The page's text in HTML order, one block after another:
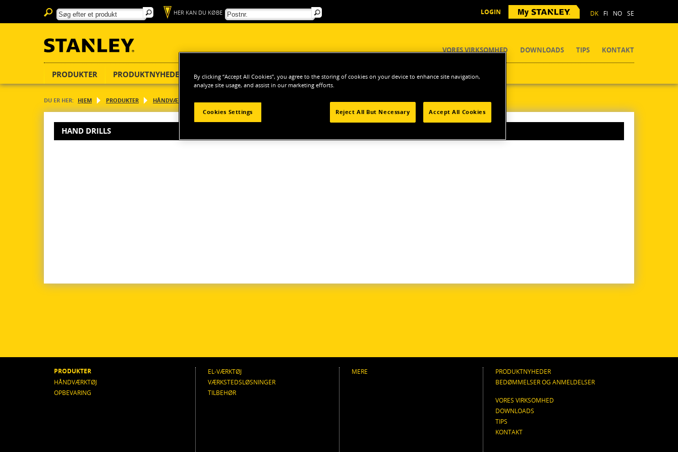
DK FI NO SE
LOGIN
HER KAN DU KØBE
VORES VIRKSOMHED DOWNLOADS TIPS KONTAKT
PRODUKTER PRODUKTNYHEDER BEDØMMELSER OG ANMELDELSER
DU ER HER: HJEM PRODUKTER HÅNDVÆRKTØJ
HAND DRILLS
PRODUKTER
HÅNDVÆRKTØJ
OPBEVARING
EL-VÆRKTØJ
VÆRKSTEDSLØSNINGER
TILBEHØR
MERE
PRODUKTNYHEDER
BEDØMMELSER OG ANMELDELSER
VORES VIRKSOMHED
DOWNLOADS
TIPS
KONTAKT
By clicking “Accept All Cookies”, you agree to the storing of cookies on your device to enhance site navigation,
analyze site usage, and assist in our marketing efforts.
Cookies Settings Reject All But Necessary Accept All Cookies